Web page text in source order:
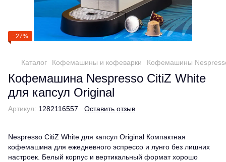
−27%
Каталог Кофемашины и кофеварки Кофемашины
Кофемашина Nespresso CitiZ White
для капсул Original
Артикул: 1282116557 Оставить отзыв
Nespresso CitiZ White для капсул Original Компактная
кофемашина для ежедневного эспрессо и лунго без лишних
настроек. Белый корпус и вертикальный формат хорошо